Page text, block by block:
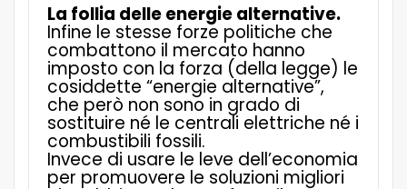
La follia delle energie alternative.
Infine le stesse forze politiche che
combattono il mercato hanno
imposto con la forza (della legge) le
cosiddette “energie alternative”,
che però non sono in grado di
sostituire né le centrali elettriche né i
combustibili fossili.
Invece di usare le leve dell’economia
per promuovere le soluzioni migliori